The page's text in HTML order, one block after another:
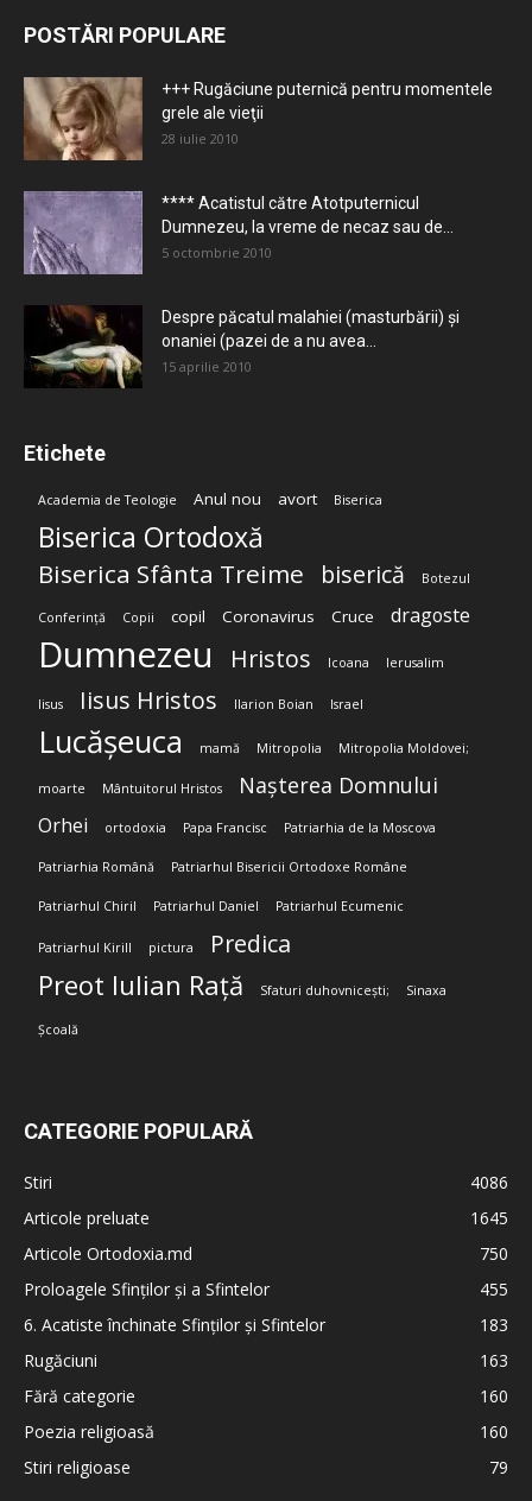
POSTĂRI POPULARE
+++ Rugăciune puternică pentru momentele
grele ale vieţii
28 iulie 2010
**** Acatistul către Atotputernicul
Dumnezeu, la vreme de necaz sau de...
5 octombrie 2010
Despre păcatul malahiei (masturbării) şi
onaniei (pazei de a nu avea...
15 aprilie 2010
Etichete
Academia de Teologie Anul nou avort Biserica
Biserica Ortodoxă
Biserica Sfânta Treime biserică Botezul
Conferință Copii copil Coronavirus Cruce dragoste
Dumnezeu Hristos Icoana Ierusalim
Iisus Iisus Hristos Ilarion Boian Israel
Lucășeuca mamă Mitropolia Mitropolia Moldovei;
moarte Mântuitorul Hristos Nașterea Domnului
Orhei ortodoxia Papa Francisc Patriarhia de la Moscova
Patriarhia Română Patriarhul Bisericii Ortodoxe Române
Patriarhul Chiril Patriarhul Daniel Patriarhul Ecumenic
Patriarhul Kirill pictura Predica
Preot Iulian Rață Sfaturi duhovnicești; Sinaxa
Școală
CATEGORIE POPULARĂ
Stiri
4086
Articole preluate
1645
Articole Ortodoxia.md
750
Proloagele Sfinților și a Sfintelor
455
6. Acatiste închinate Sfinților și Sfintelor
183
Rugăciuni
163
Fără categorie
160
Poezia religioasă
160
Stiri religioase
79